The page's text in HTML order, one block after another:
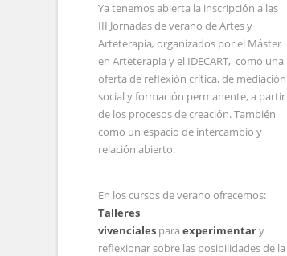
Ya tenemos abierta la inscripción a las
III Jornadas de verano de Artes y
Arteterapia, organizados por el Máster
en Arteterapia y el IDECART, como una
oferta de reflexión crítica, de mediación
social y formación permanente, a partir
de los procesos de creación. También
como un espacio de intercambio y
relación abierto.
En los cursos de verano ofrecemos:
Talleres
vivenciales para experimentary
reflexionar sobre las posibilidades de la